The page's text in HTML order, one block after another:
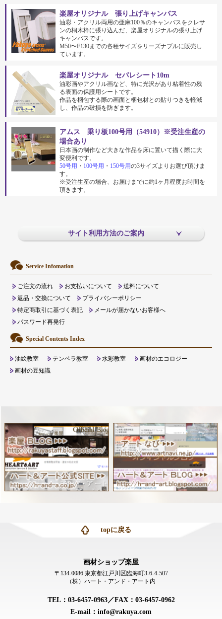
楽屋オリジナル 張り上げキャンバス
油彩・アクリル両用の亜麻100％のキャンバスをクレサ
ンの桐木枠に張り込んだ、楽屋オリジナルの張り上げ
キャンバスです。
M50〜F130までの各種サイズをリーズナブルに販売し
ています。
楽屋オリジナル セパレシート10m
油彩画やアクリル画など、特に光沢があり粘着性の残
る表面の保護用シートです。
作品を梱包する際の画面と梱包材との貼りつきを軽減
し、作品の破損を防ぎます。
アムス 乗り板100号用（54910）※受注生産の
場合あり
日本画の制作など大きな作品を床に置いて描く際に大
変便利です。
50号用 ・ 100号用 ・ 150号用の3サイズよりお選び頂けま
す。
※受注生産の場合、お届けまでに約1ヶ月程度お時間を
頂きます。
サイト利用方法のご案内
Service Infomation
ご注文の流れ お支払いについて
送料について
返品・交換について
プライバシーポリシー
特定商取引に基づく表記
メールが届かないお客様へ
パスワード再発行
Special Contents Index
油絵教室 テンペラ教室 水彩教室
画材のエコロジー
画材の豆知識
topに戻る
画材ショップ楽屋
〒134-0086 東京都江戸川区臨海町3-6-4-507
（株）ハート・アンド・アート内
TEL：03-6457-0963／FAX：03-6457-0962
E-mail：info@rakuya.com